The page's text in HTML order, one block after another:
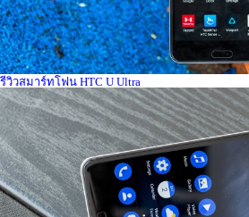
รีวิวสมาร์ทโฟน HTC U Ultra